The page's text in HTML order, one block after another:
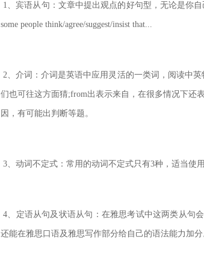
1、宾语从句：文章中提出观点的好句型，无论是你
some people think/agree/suggest/insist that...
2、介词：介词是英语中应用灵活的一类词，阅读中
们也可往这方面猜;from出表示来自，在很多情况下还
因，有可能出判断等题。
3、动词不定式：常用的动词不定式只有3种，适当使
4、定语从句及状语从句：在雅思考试中这两类从句
还能在雅思口语及雅思写作部分给自己的语法能力加分